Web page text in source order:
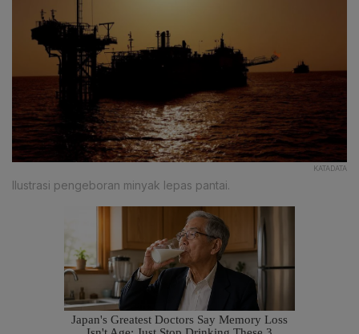
KATADATA
Ilustrasi pengeboran minyak lepas pantai.